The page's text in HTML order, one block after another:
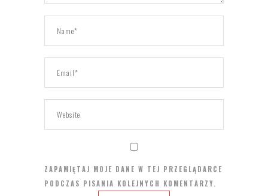
ZAPAMIĘTAJ MOJE DANE W TEJ PRZEGLĄDARCE
PODCZAS PISANIA KOLEJNYCH KOMENTARZY.